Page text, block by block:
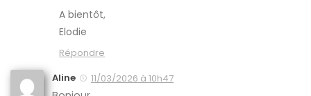
A bientôt,
Elodie
Répondre
Aline
11/03/2026 à 10h47